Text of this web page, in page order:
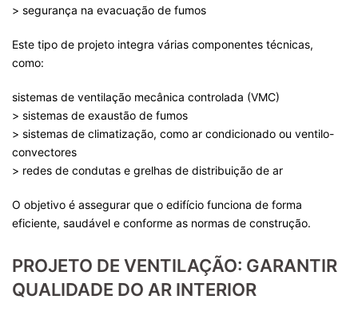
> segurança na evacuação de fumos
Este tipo de projeto integra várias componentes técnicas,
como:
sistemas de ventilação mecânica controlada (VMC)
> sistemas de exaustão de fumos
> sistemas de climatização, como ar condicionado ou ventilo-
convectores
> redes de condutas e grelhas de distribuição de ar
O objetivo é assegurar que o edifício funciona de forma
eficiente, saudável e conforme as normas de construção.
PROJETO DE VENTILAÇÃO: GARANTIR
QUALIDADE DO AR INTERIOR